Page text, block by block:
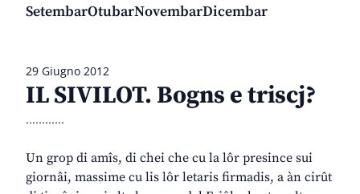
29 Giugno 2012
IL SIVILOT. Bogns e triscj?
............
Un grop di amîs, di chei che cu la lôr presince sui
giornâi, massime cu lis lôr letaris firmadis, a àn cirût
SetembarOtubarNovembarDicembar